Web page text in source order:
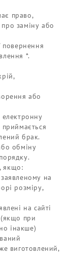
право,
заміну або
повернення
*.
або
електронну
брак.
обміну
якщо:
на
розміру,
на сайті
при
інакше)
виготовлений,